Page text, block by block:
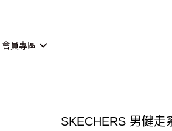
會員專區
SKECHERS 男健